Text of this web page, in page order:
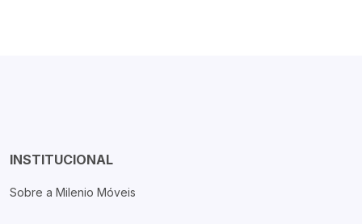
INSTITUCIONAL
Sobre a Milenio Móveis